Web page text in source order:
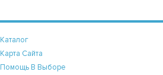
Каталог
Карта Сайта
Помощь В Выборе